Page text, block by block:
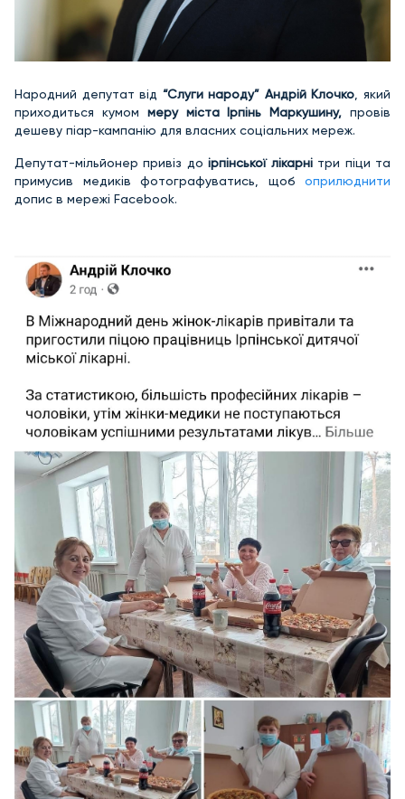
Народний депутат від “Слуги народу” Андрій Клочко , який
приходиться кумом меру міста Ірпінь Маркушину, провів
дешеву піар-кампанію для власних соціальних мереж.
Депутат-мільйонер привіз до ірпінської лікарні три піци та
примусив медиків фотографуватись, щоб оприлюднити
допис в мережі Facebook.